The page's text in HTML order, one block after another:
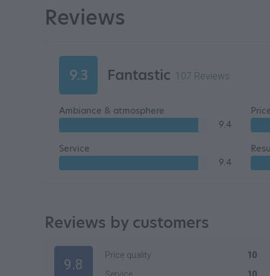
Reviews
9.3 Fantastic 107 Reviews
Ambiance & atmosphere
9.4
Service
9.4
Reviews by customers
9.8
Price quality 10